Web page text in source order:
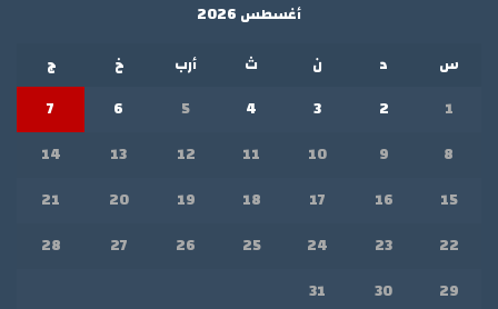
أغسطس 2026
س
د ن ث أرب خ
ج
1
2
3
4
5
6
7
8
9
10
11
12
13
14
15
16
17
18
19
20
21
22
23
24
25
26
27
28
29
30
31